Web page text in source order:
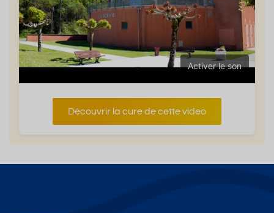
Activer le son
Découvrir la cure de cette video